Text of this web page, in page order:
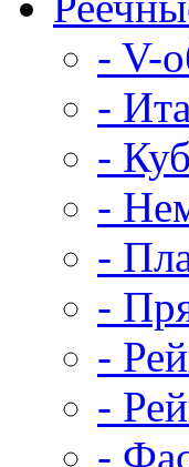
- V-
-
-
-
-
-
-
-
-